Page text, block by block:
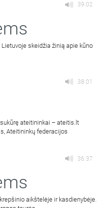
39:02
skeidžia žinią apie kūno
38:01
ateitininkai – ateitis.lt
Ateitininkų federacijos
36:37
aikštelėje ir kasdienybėje.